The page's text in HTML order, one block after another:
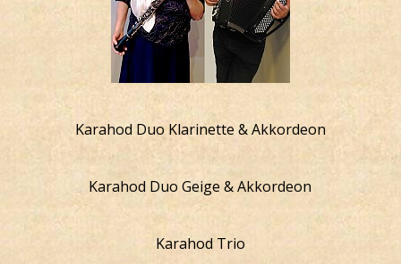
Karahod Duo Klarinette & Akkordeon
Karahod Duo Geige & Akkordeon
Karahod Trio